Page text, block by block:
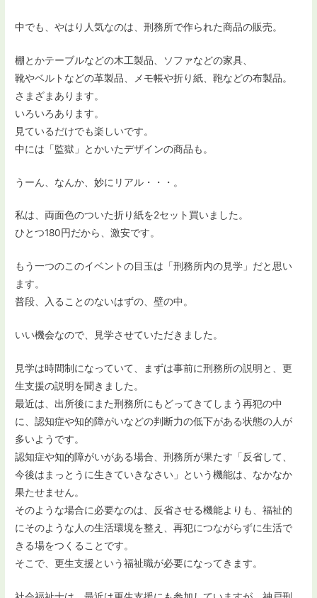
中でも、やはり人気なのは、刑務所で作られた商品の販売。
棚とかテーブルなどの木工製品、ソファなどの家具、
靴やベルトなどの革製品、メモ帳や折り紙、鞄などの布製品。
さまざまあります。
いろいろあります。
見ているだけでも楽しいです。
中には「監獄」とかいたデザインの商品も。
うーん、なんか、妙にリアル・・・。
私は、両面色のついた折り紙を2セット買いました。
ひとつ180円だから、激安です。
もう一つのこのイベントの目玉は「刑務所内の見学」だと思い
ます。
普段、入ることのないはずの、壁の中。
いい機会なので、見学させていただきました。
見学は時間制になっていて、まずは事前に刑務所の説明と、更
生支援の説明を聞きました。
最近は、出所後にまた刑務所にもどってきてしまう再犯の中
に、認知症や知的障がいなどの判断力の低下がある状態の人が
多いようです。
認知症や知的障がいがある場合、刑務所が果たす「反省して、
今後はまっとうに生きていきなさい」という機能は、なかなか
果たせません。
そのような場合に必要なのは、反省させる機能よりも、福祉的
にそのような人の生活環境を整え、再犯につながらずに生活で
きる場をつくることです。
そこで、更生支援という福祉職が必要になってきます。